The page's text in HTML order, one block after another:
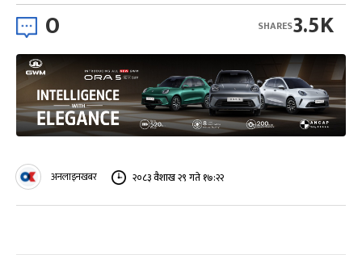
0 3.5K
SHARES
अनलाइनखबर २०८३ वैशाख २९ गते १७:२२